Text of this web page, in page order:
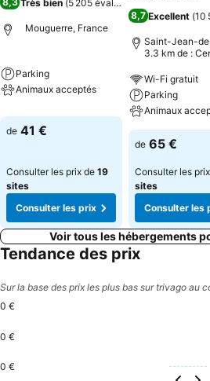
Très bien (5 205 évaluations
Mouguerre, France
Parking
Animaux acceptés
de 41 €
Consulter les prix de 19
sites
Consulter les prix
8,7 Excellent (10
Saint-Jean-
3.3 km de :
Wi-Fi gratuit
Parking
Animaux
de 65 €
Consulter les
sites
Consulter les
Voir tous les hébergements
Tendance des prix
Sur la base des prix les plus bas sur trivago au
0 €
0 €
0 €